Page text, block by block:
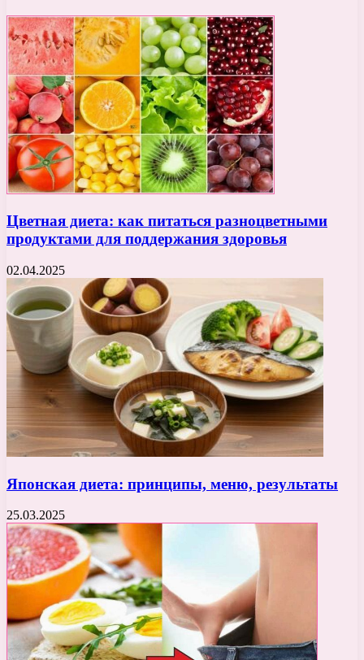
Цветная диета: как питаться разноцветными
продуктами для поддержания здоровья
02.04.2025
Японская диета: принципы, меню, результаты
25.03.2025